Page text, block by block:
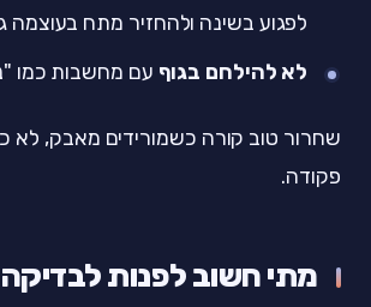
לפגוע בשינה ולהחזיר מתח בעוצמה
לא להילחם בגוף עם מחשבות כמו
שחרור טוב קורה כשמורידים מאבק, לא
פקודה.
מתי חשוב לפנות